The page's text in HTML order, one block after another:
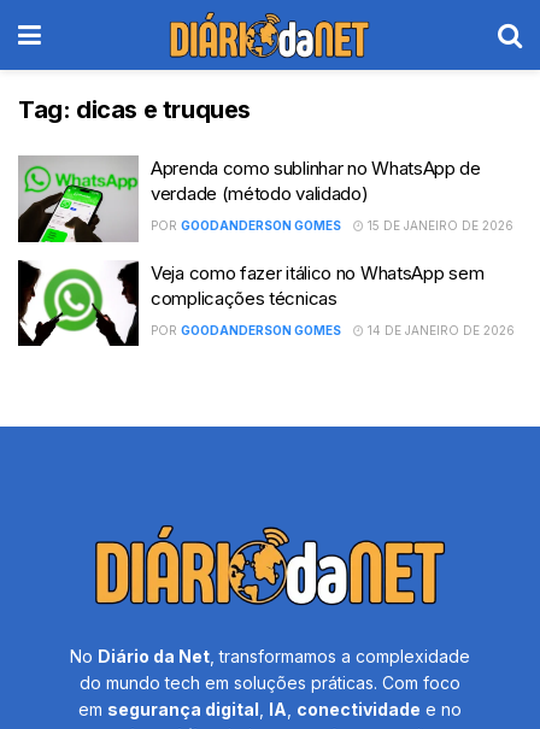
Tag: dicas e truques
Aprenda como sublinhar no WhatsApp de
verdade (método validado)
POR GOODANDERSON GOMES 15 DE JANEIRO DE 2026
Veja como fazer itálico no WhatsApp sem
complicações técnicas
POR GOODANDERSON GOMES 14 DE JANEIRO DE 2026
No Diário da Net , transformamos a complexidade
do mundo tech em soluções práticas. Com foco
em segurança digital IA conectividade e no